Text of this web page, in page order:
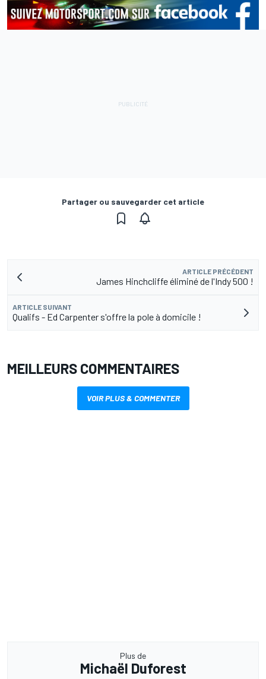
Partager ou sauvegarder cet article
ARTICLE PRÉCÉDENT
James Hinchcliffe éliminé de l'Indy 500 !
ARTICLE SUIVANT
Qualifs - Ed Carpenter s'offre la pole à domicile !
MEILLEURS COMMENTAIRES
VOIR PLUS & COMMENTER
Plus de
Michaël Duforest